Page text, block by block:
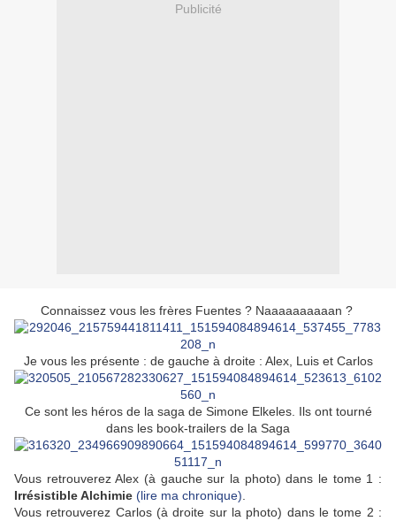
Publicité
Connaissez vous les frères Fuentes ? Naaaaaaaaaan ?
Je vous les présente : de gauche à droite : Alex, Luis et Carlos
Ce sont les héros de la saga de Simone Elkeles. Ils ont tourné
dans les book-trailers de la Saga
Vous retrouverez Alex (à gauche sur la photo) dans le tome 1 :
Irrésistible Alchimie (lire ma chronique)
Vous retrouverez Carlos (à droite sur la photo) dans le tome 2 :